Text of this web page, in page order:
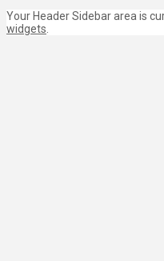
Your Header Sidebar area is
widgets